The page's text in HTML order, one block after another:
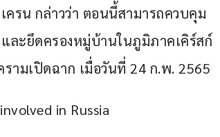
รน กล่าวว่า ตอนนี้สามารถควบคุม
ละยึดครองหมู่บ้านในภูมิภาคเคิร์สก์
ามเปิดฉาก เมื่อวันที่ 24 ก.พ. 2565
in Russia